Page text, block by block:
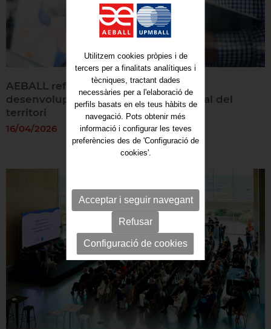
AEBALL reforça el seu lideratge en el
desenvolupament del talent industrial del
territori
16/04/2026
Utilitzem cookies pròpies i de
tercers per a finalitats analítiques i
tècniques, tractant dades
necessàries per a l'elaboració de
perfils basats en els teus hàbits de
navegació. Pots obtenir més
informació i configurar les teves
preferències des de 'Configuració de
cookies'.
Acceptar i seguir navegant
Refusar
Configuració de cookies